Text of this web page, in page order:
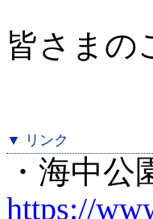
皆さまの
▼ リンク
・海中
https://